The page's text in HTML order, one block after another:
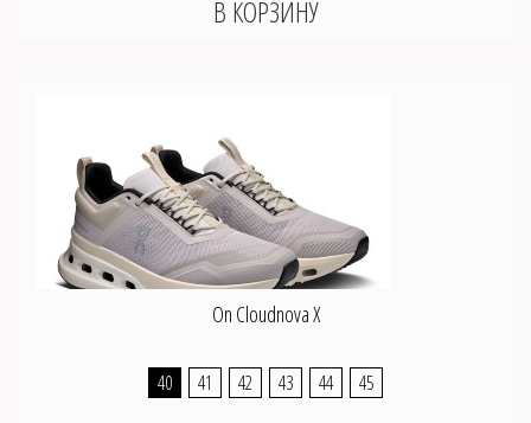
On Cloudnova X
40 41 42 43 44 45